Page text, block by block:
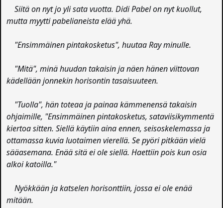
Siitä on nyt jo yli sata vuotta. Didi Pabel on nyt kuollut,
mutta myytti pabelianeista elää yhä.
"Ensimmäinen pintakosketus", huutaa Ray minulle.
"Mitä", minä huudan takaisin ja näen hänen viittovan
kädellään jonnekin horisontin tasaisuuteen.
"Tuolla", hän toteaa ja painaa kämmenensä takaisin
ohjaimille, "Ensimmäinen pintakosketus, sataviisikymmentä
kiertoa sitten. Siellä käytiin aina ennen, seisoskelemassa ja
ottamassa kuvia luotaimen vierellä. Se pyöri pitkään vielä
sääasemana. Enää sitä ei ole siellä. Haettiin pois kun osia
alkoi katoilla."
Nyökkään ja katselen horisonttiin, jossa ei ole enää
mitään.